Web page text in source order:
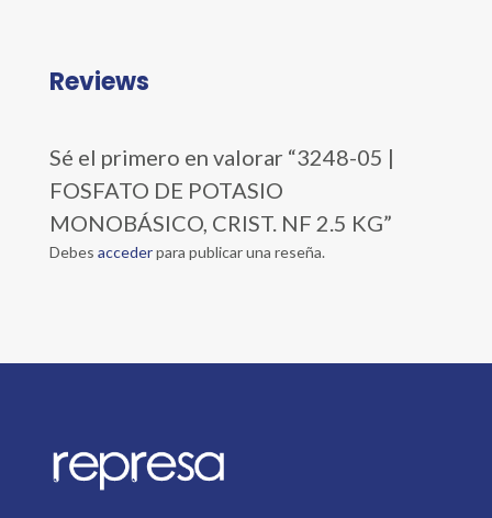
Reviews
Sé el primero en valorar “3248-05 |
FOSFATO DE POTASIO
MONOBÁSICO, CRIST. NF 2.5 KG”
Debes accederpara publicar una reseña.